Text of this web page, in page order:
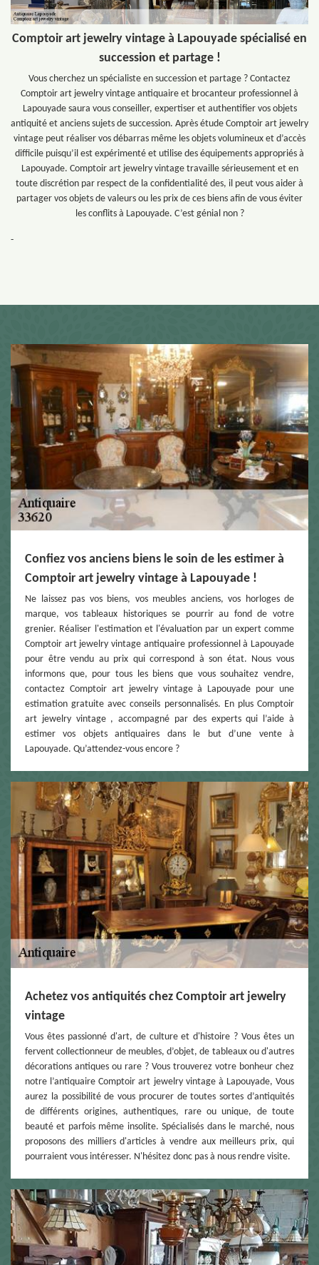
Comptoir art jewelry vintage à Lapouyade spécialisé en
succession et partage !
Vous cherchez un spécialiste en succession et partage ? Contactez
Comptoir art jewelry vintage antiquaire et brocanteur professionnel à
Lapouyade saura vous conseiller, expertiser et authentifier vos objets
antiquité et anciens sujets de succession. Après étude Comptoir art jewelry
vintage peut réaliser vos débarras même les objets volumineux et d’accès
difficile puisqu’il est expérimenté et utilise des équipements appropriés à
Lapouyade. Comptoir art jewelry vintage travaille sérieusement et en
toute discrétion par respect de la confidentialité des, il peut vous aider à
partager vos objets de valeurs ou les prix de ces biens afin de vous éviter
les conflits à Lapouyade. C’est génial non ?
-
Confiez vos anciens biens le soin de les estimer à
Comptoir art jewelry vintage à Lapouyade !
Ne laissez pas vos biens, vos meubles anciens, vos horloges de
marque, vos tableaux historiques se pourrir au fond de votre
grenier. Réaliser l'estimation et l'évaluation par un expert comme
Comptoir art jewelry vintage antiquaire professionnel à Lapouyade
pour être vendu au prix qui correspond à son état. Nous vous
informons que, pour tous les biens que vous souhaitez vendre,
contactez Comptoir art jewelry vintage à Lapouyade pour une
estimation gratuite avec conseils personnalisés. En plus Comptoir
art jewelry vintage , accompagné par des experts qui l’aide à
estimer vos objets antiquaires dans le but d’une vente à
Lapouyade. Qu’attendez-vous encore ?
Achetez vos antiquités chez Comptoir art jewelry
vintage
Vous êtes passionné d'art, de culture et d'histoire ? Vous êtes un
fervent collectionneur de meubles, d’objet, de tableaux ou d'autres
décorations antiques ou rare ? Vous trouverez votre bonheur chez
notre l’antiquaire Comptoir art jewelry vintage à Lapouyade, Vous
aurez la possibilité de vous procurer de toutes sortes d’antiquités
de différents origines, authentiques, rare ou unique, de toute
beauté et parfois même insolite. Spécialisés dans le marché, nous
proposons des milliers d'articles à vendre aux meilleurs prix, qui
pourraient vous intéresser. N'hésitez donc pas à nous rendre visite.